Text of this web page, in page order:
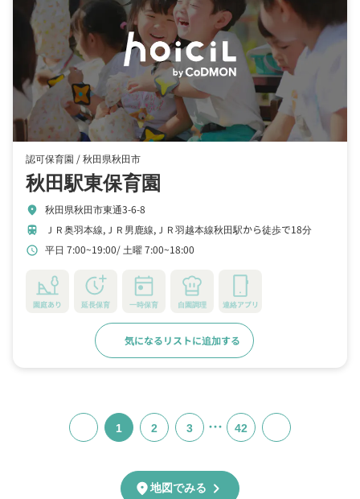
認可保育園 /秋田県秋田市
秋田駅東保育園
location_on 秋田県秋田市東通3-6-8
train ＪＲ奥羽本線,ＪＲ男鹿線,ＪＲ羽越本線秋田駅から徒歩で18分
schedule 平日 7:00~19:00 土曜 7:00~18:00
園庭あり 延長保育 一時保育 自園調理 連絡アプリ
気になるリストに追加する
1 2 3 … 42
location_on地図でみる chevron_right